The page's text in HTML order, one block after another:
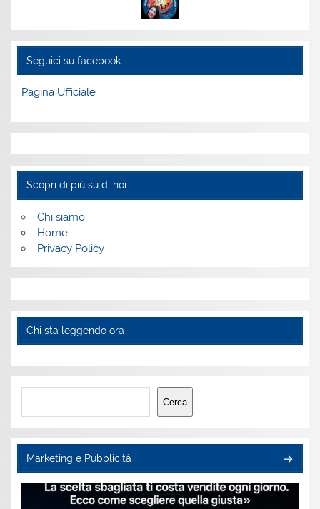
Seguici su facebook
Pagina Ufficiale
Scopri di più su di noi
Chi siamo
Home
Privacy Policy
Chi sta leggendo ora
Cerca
Cerca
Marketing e Pubblicità